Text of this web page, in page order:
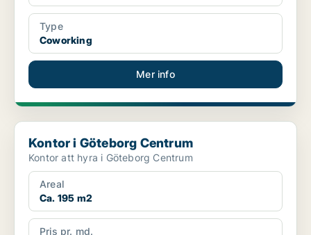
Type
Coworking
Mer info
Kontor i Göteborg Centrum
Kontor i Göteborg Centrum
Kontor att hyra i Göteborg Centrum
Areal
Ca. 195 m2
Pris pr. md.